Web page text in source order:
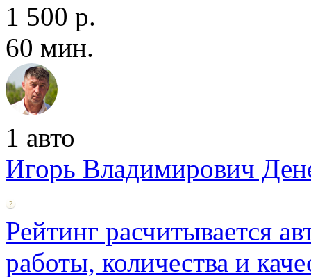
1 500 р.
60 мин.
1 авто
Игорь Владимирович
Рейтинг расчитывается
работы, количества и